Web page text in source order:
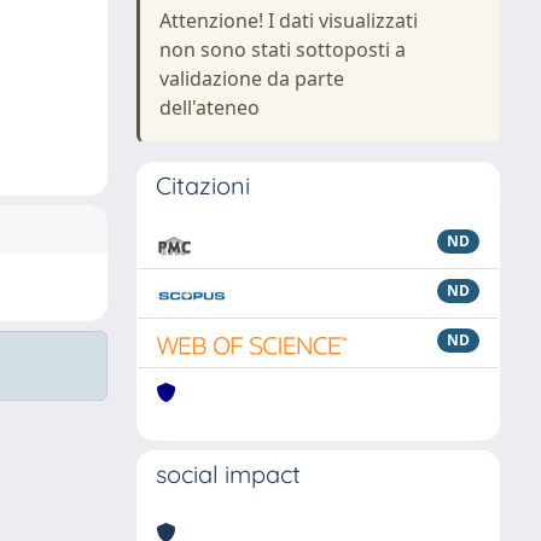
Attenzione! I dati visualizzati
non sono stati sottoposti a
validazione da parte
dell'ateneo
Citazioni
ND
ND
ND
social impact